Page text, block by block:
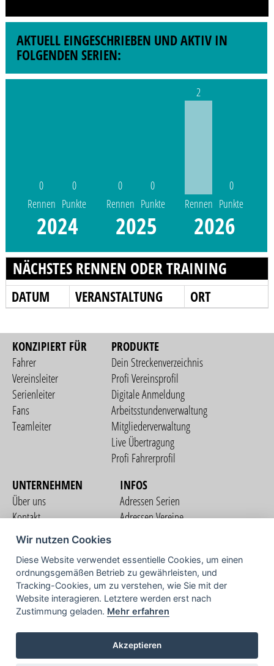
AKTUELL EINGESCHRIEBEN UND AKTIV IN
FOLGENDEN SERIEN:
0
Rennen
0
Punkte
2024
0
Rennen
0
Punkte
2025
2
Rennen
0
Punkte
2026
NÄCHSTES RENNEN ODER TRAINING
DATUM VERANSTALTUNG ORT
KONZIPIERT FÜR
Fahrer
Vereinsleiter
Serienleiter
Fans
Teamleiter
PRODUKTE
Dein Streckenverzeichnis
Profi Vereinsprofil
Digitale Anmeldung
Arbeitsstundenverwaltung
Mitgliederverwaltung
Live Übertragung
Profi Fahrerprofil
UNTERNEHMEN
Über uns
Kontakt
Nutzungsbedingungen
Datenschutzerklärung
Impressum
INFOS
Adressen Serien
Adressen Vereine
COMMUNITY
TV
Wir nutzen Cookies
Diese Website verwendet essentielle Cookies, um einen
ordnungsgemäßen Betrieb zu gewährleisten, und
Tracking-Cookies, um zu verstehen, wie Sie mit der
Website interagieren. Letztere werden erst nach
Zustimmung geladen. Mehr erfahren
Akzeptieren